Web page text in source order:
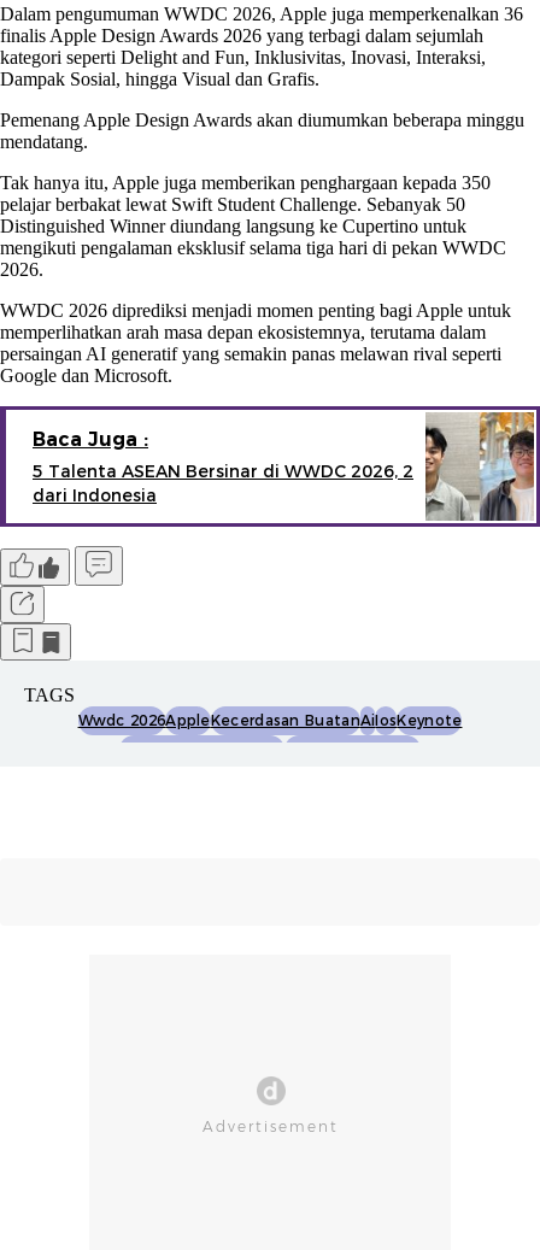
Dalam pengumuman WWDC 2026, Apple juga memperkenalkan 36
finalis Apple Design Awards 2026 yang terbagi dalam sejumlah
kategori seperti Delight and Fun, Inklusivitas, Inovasi, Interaksi,
Dampak Sosial, hingga Visual dan Grafis.
Pemenang Apple Design Awards akan diumumkan beberapa minggu
mendatang.
Tak hanya itu, Apple juga memberikan penghargaan kepada 350
pelajar berbakat lewat Swift Student Challenge. Sebanyak 50
Distinguished Winner diundang langsung ke Cupertino untuk
mengikuti pengalaman eksklusif selama tiga hari di pekan WWDC
2026.
WWDC 2026 diprediksi menjadi momen penting bagi Apple untuk
memperlihatkan arah masa depan ekosistemnya, terutama dalam
persaingan AI generatif yang semakin panas melawan rival seperti
Google dan Microsoft.
Baca Juga :
5 Talenta ASEAN Bersinar di WWDC 2026, 2
dari Indonesia
TAGS
Wwdc 2026AppleKecerdasan BuatanAiIosKeynote
Apple Design Awards Machine Learning